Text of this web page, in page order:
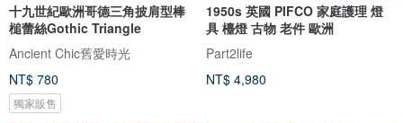
十九世紀歐洲哥德三角披肩型棒
槌蕾絲Gothic Triangle
Ancient Chic舊愛時光
NT$ 780
獨家販售
1950s 英國 PIFCO 家庭護理 燈
具 檯燈 古物 老件 歐洲
Part2life
NT$ 4,980